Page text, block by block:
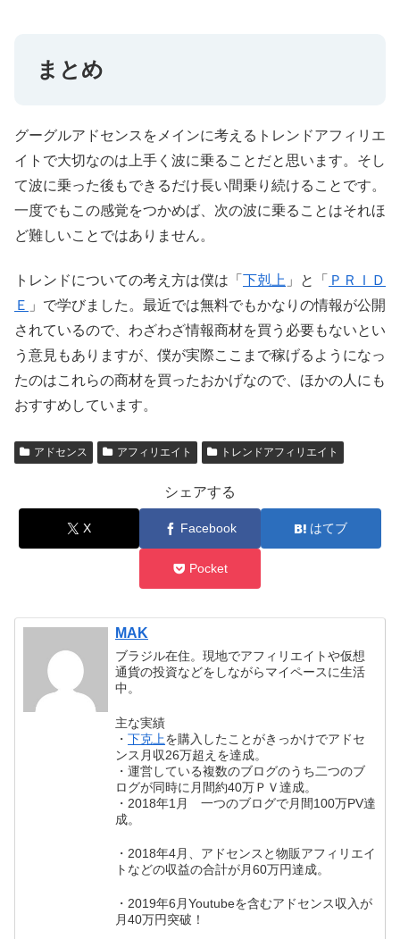
まとめ
グーグルアドセンスをメインに考えるトレンドアフィリエ
イトで大切なのは上手く波に乗ることだと思います。そし
て波に乗った後もできるだけ長い間乗り続けることです。
一度でもこの感覚をつかめば、次の波に乗ることはそれほ
ど難しいことではありません。
トレンドについての考え方は僕は「 下剋上 」と「 ＰＲＩＤ
Ｅ 」で学びました。最近では無料でもかなりの情報が公開
されているので、わざわざ情報商材を買う必要もないとい
う意見もありますが、僕が実際ここまで稼げるようになっ
たのはこれらの商材を買ったおかげなので、ほかの人にも
おすすめしています。
アドセンス アフィリエイト トレンドアフィリエイト
シェアする
X Facebook はてブ
Pocket
MAK
ブラジル在住。現地でアフィリエイトや仮想
通貨の投資などをしながらマイペースに生活
中。
主な実績
・下克上を購入したことがきっかけでアドセ
ンス月収26万超えを達成。
・運営している複数のブログのうち二つのブ
ログが同時に月間約40万ＰＶ達成。
・2018年1月 一つのブログで月間100万PV達
成。
・2018年4月、アドセンスと物販アフィリエイ
トなどの収益の合計が月60万円達成。
・2019年6月Youtubeを含むアドセンス収入が
月40万円突破！